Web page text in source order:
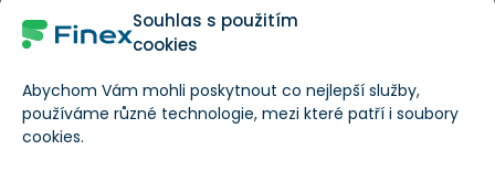
Souhlas s použitím
cookies
Abychom Vám mohli poskytnout co nejlepší služby,
používáme různé technologie, mezi které patří i soubory
cookies.
odpovídá úrovni 1,618 Fibonacciho retracementu.
VAROVÁNÍ
Pokud od ní cena odmítne pokračovat, ve hře je